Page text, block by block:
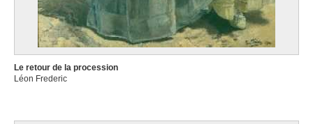
Le retour de la procession
Léon Frederic